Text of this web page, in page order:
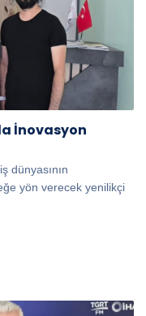
İnovasyon
dünyasının
yön verecek yenilikçi